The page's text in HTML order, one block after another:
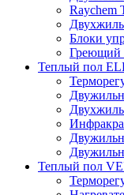
Raychem
Блоки
Греющий
Теплый пол
Теплый пол